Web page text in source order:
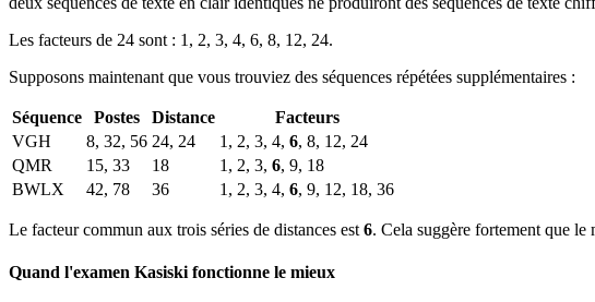
Les facteurs de 24 sont : 1, 2, 3, 4, 6, 8, 12, 24.
Supposons maintenant que vous trouviez des séquences répétées supplémentaires :
Séquence Postes Distance
Facteurs
VGH
8, 32, 56 24, 24 1, 2, 3, 4, 6, 8, 12, 24
QMR
15, 33 18 1, 2, 3, 6, 9, 18
BWLX
42, 78 36 1, 2, 3, 4, 6, 9, 12, 18, 36
Le facteur commun aux trois séries de distances est 6. Cela suggère fortement que le
Quand l'examen Kasiski fonctionne le mieux